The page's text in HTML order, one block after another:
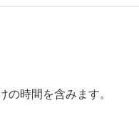
の時間を含みます。